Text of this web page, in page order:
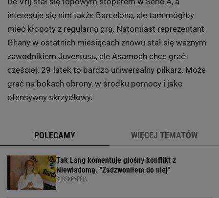
interesuje się nim także Barcelona, ale tam mógłby
mieć kłopoty z regularną grą. Natomiast reprezentant
Ghany w ostatnich miesiącach znowu stał się ważnym
zawodnikiem Juventusu, ale Asamoah chce grać
częściej. 29-latek to bardzo uniwersalny piłkarz. Może
grać na bokach obrony, w środku pomocy i jako
ofensywny skrzydłowy.
POLECAMY WIĘCEJ TEMATÓW
Tak Lang komentuje głośny konflikt z
Niewiadomą. "Zadzwoniłem do niej"
SUBSKRYPCJA